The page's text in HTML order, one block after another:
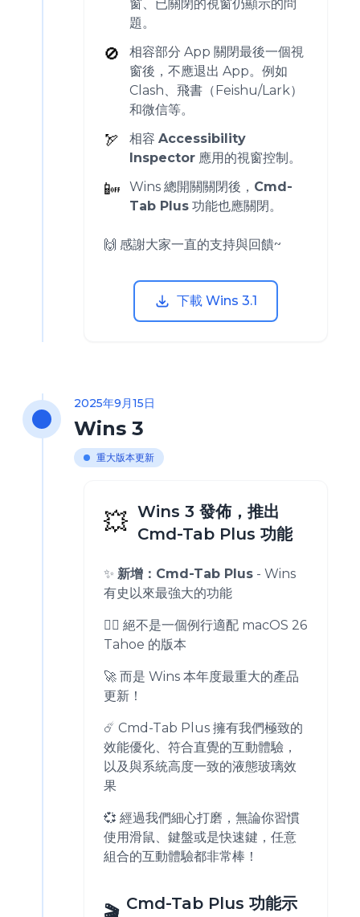
窗、已關閉的視窗仍顯示的問
題。
🚫
相容部分 App 關閉最後一個視
窗後，不應退出 App。例如
Clash、飛書（Feishu/Lark）
和微信等。
🏹 相容 Accessibility
Inspector 應用的視窗控制。
📴 Wins 總開關關閉後， Cmd-
Tab Plus 功能也應關閉。
🙌 感謝大家一直的支持與回饋~
下載 Wins 3.1
2025年9月15日
Wins 3
重大版本更新
💥 Wins 3 發佈，推出
Cmd-Tab Plus 功能
✨ 新增：Cmd-Tab Plus - Wins
有史以來最強大的功能
🙅‍♂️ 絕不是一個例行適配 macOS 26
Tahoe 的版本
🚀 而是 Wins 本年度最重大的產品
更新！
☄️ Cmd-Tab Plus 擁有我們極致的
效能優化、符合直覺的互動體驗，
以及與系統高度一致的液態玻璃效
果
💞 經過我們細心打磨，無論你習慣
使用滑鼠、鍵盤或是快速鍵，任意
組合的互動體驗都非常棒！
Cmd-Tab Plus 功能示